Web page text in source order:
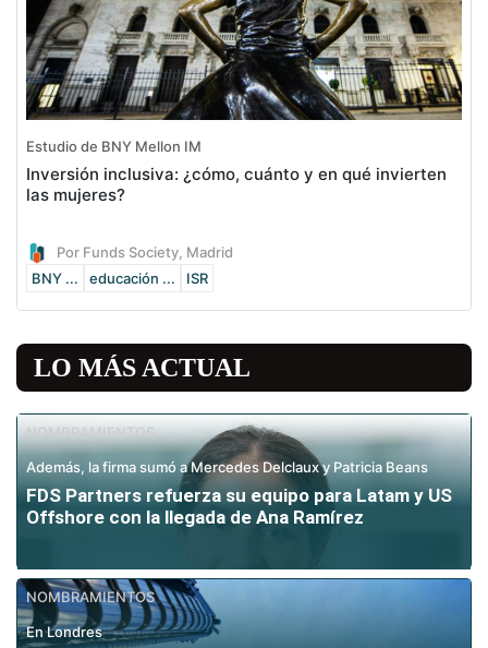
Estudio de BNY Mellon IM
Inversión inclusiva: ¿cómo, cuánto y en qué invierten
las mujeres?
Por Funds Society, Madrid
BNY ...
educación ... ISR
LO MÁS ACTUAL
NOMBRAMIENTOS
Además, la firma sumó a Mercedes Delclaux y Patricia Beans
FDS Partners refuerza su equipo para Latam y US
Offshore con la llegada de Ana Ramírez
NOMBRAMIENTOS
En Londres